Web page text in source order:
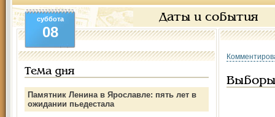
Даты и события
суббота
08
Тема дня
Памятник Ленина в Ярославле: пять лет в
ожидании пьедестала
Выборы